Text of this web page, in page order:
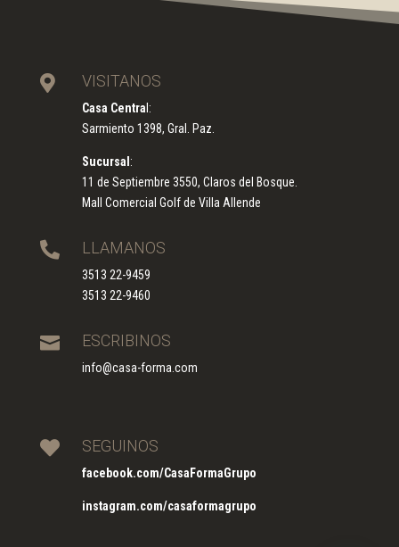
 VISITANOS
Casa Centra l:
Sarmiento 1398, Gral. Paz.
Sucursal :
11 de Septiembre 3550, Claros del Bosque.
Mall Comercial Golf de Villa Allende
 LLAMANOS
3513 22-9459
3513 22-9460
 ESCRIBINOS
info@casa-forma.com
 SEGUINOS
facebook.com/CasaFormaGrupo
instagram.com/casaformagrupo